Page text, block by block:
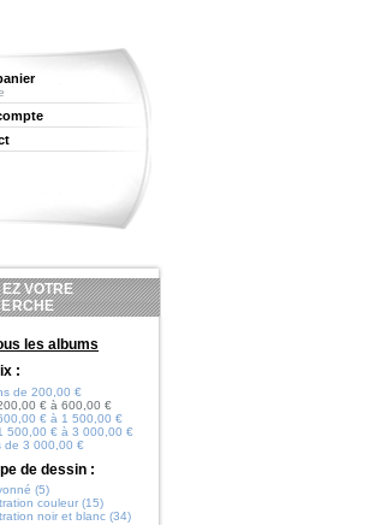
VOTRE
les albums
:
de 200,00 €
€ à 600,00 €
€ à 1 500,00 €
500,00 € à 3 000,00 €
de 3 000,00 €
de dessin :
(5)
couleur (15)
noir et blanc (34)